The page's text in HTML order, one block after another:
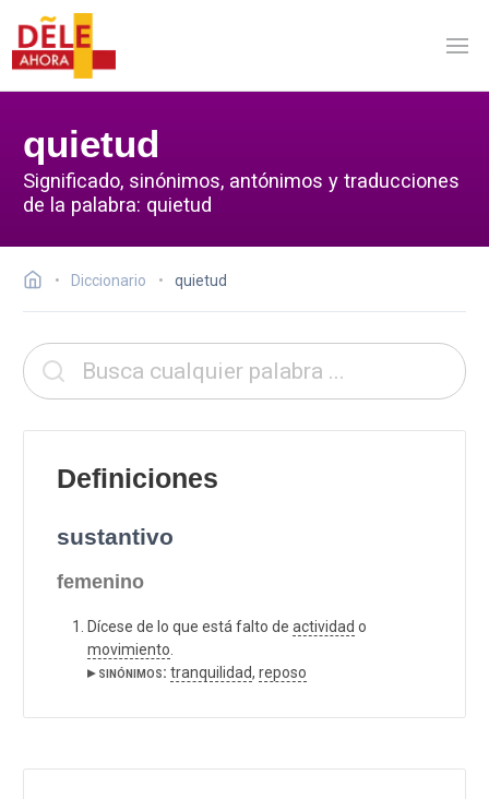
quietud
Significado, sinónimos, antónimos y traducciones
de la palabra: quietud
Diccionario quietud
Definiciones
sustantivo
femenino
Dícese de lo que está falto de actividad o
movimiento
▸ sinónimos: tranquilidad, reposo